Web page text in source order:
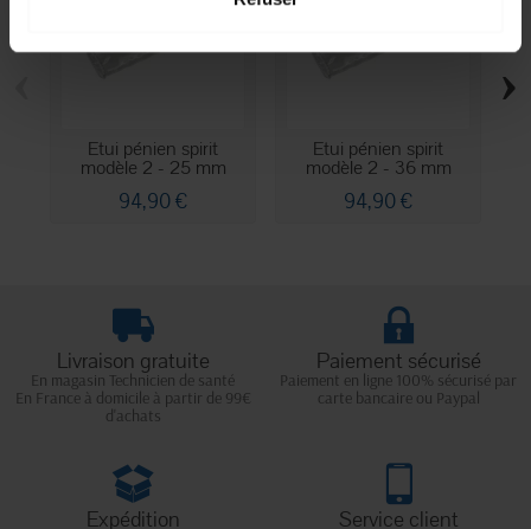
Etui pénien spirit
modèle 2 - 25 mm
94,90 €
Etui pénien spirit
modèle 2 - 36 mm
94,90 €
›
Livraison gratuite
En magasin Technicien de santé
En France à domicile à partir de 99€
d'achats
Paiement sécurisé
Paiement en ligne 100% sécurisé par
carte bancaire ou Paypal
Expédition Service client